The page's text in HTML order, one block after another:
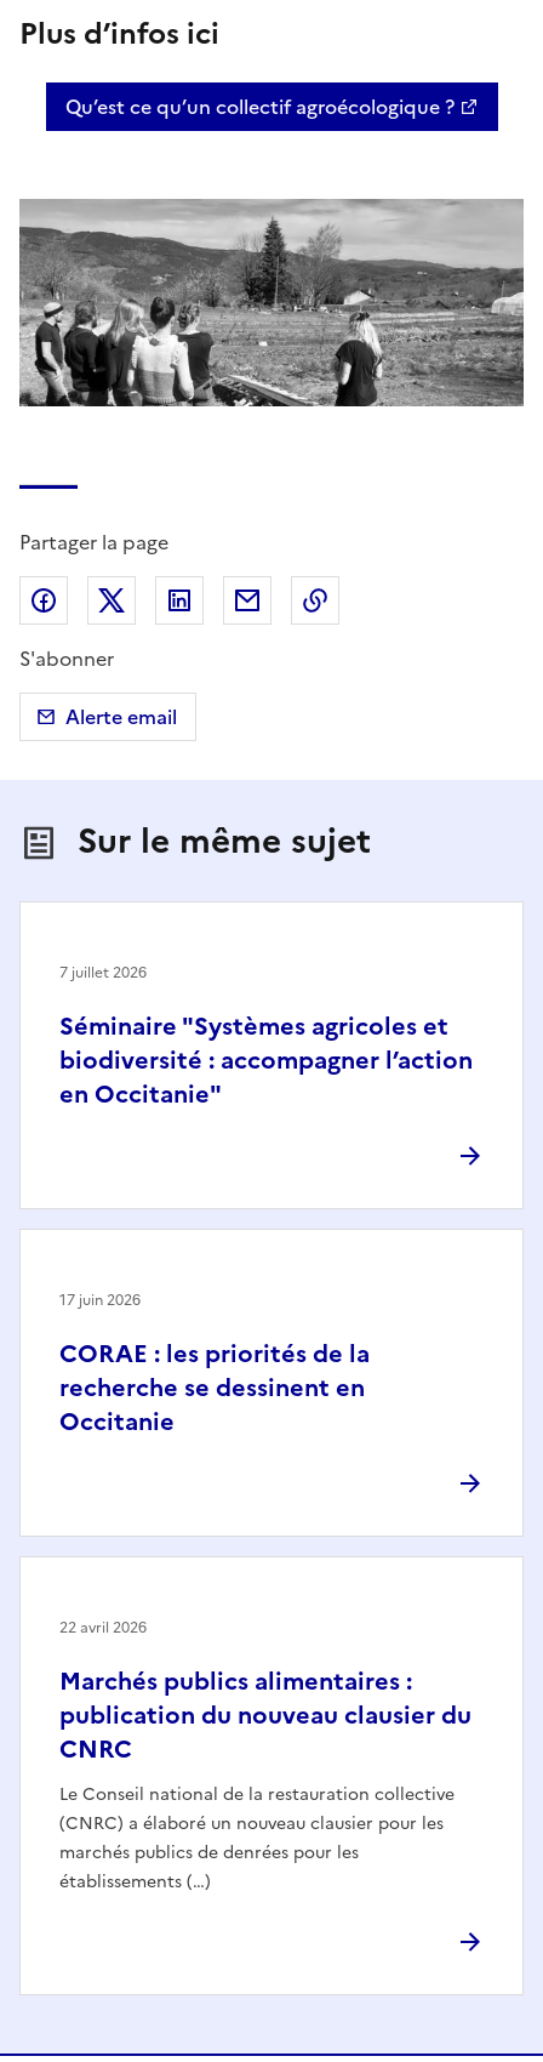
Plus d’infos ici
Qu’est ce qu’un collectif agroécologique ?
Partager la page
Partager sur Facebook
Partager sur X (anciennement Twitter)
Partager sur LinkedIn
Partager par email
S'abonner
Alerte email
Sur le même sujet
Séminaire "Systèmes agricoles et
biodiversité : accompagner l’action
en Occitanie"
7 juillet 2026
CORAE : les priorités de la
recherche se dessinent en
Occitanie
17 juin 2026
Marchés publics alimentaires :
publication du nouveau clausier du
CNRC
Le Conseil national de la restauration collective
(CNRC) a élaboré un nouveau clausier pour les
marchés publics de denrées pour les
établissements (…)
22 avril 2026